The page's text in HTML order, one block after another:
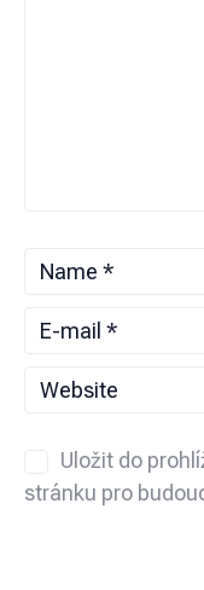
Uložit do
stránku pro